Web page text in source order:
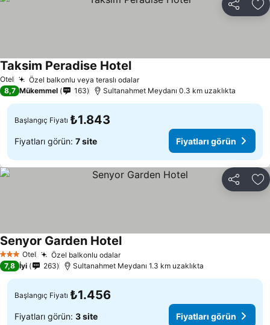
Paylaş
Otel Özel balkonlu veya teraslı odalarFiyatları görün
Taksim Peradise HotelFiyatları görün
8,7 Mükemmel 163 Sultanahmet Meydanı 0.3 km uzaklıkta
Başlangıç Fiyatı ₺1.843
Fiyatları görün: 7 site Fiyatları görün
Paylaş
3 YıldızOtel Özel balkonlu odalarFiyatları görün
Senyor Garden HotelFiyatları görün
7,8 İyi 263 Sultanahmet Meydanı 1.3 km uzaklıkta
Başlangıç Fiyatı ₺1.456
Fiyatları görün: 3 site Fiyatları görün